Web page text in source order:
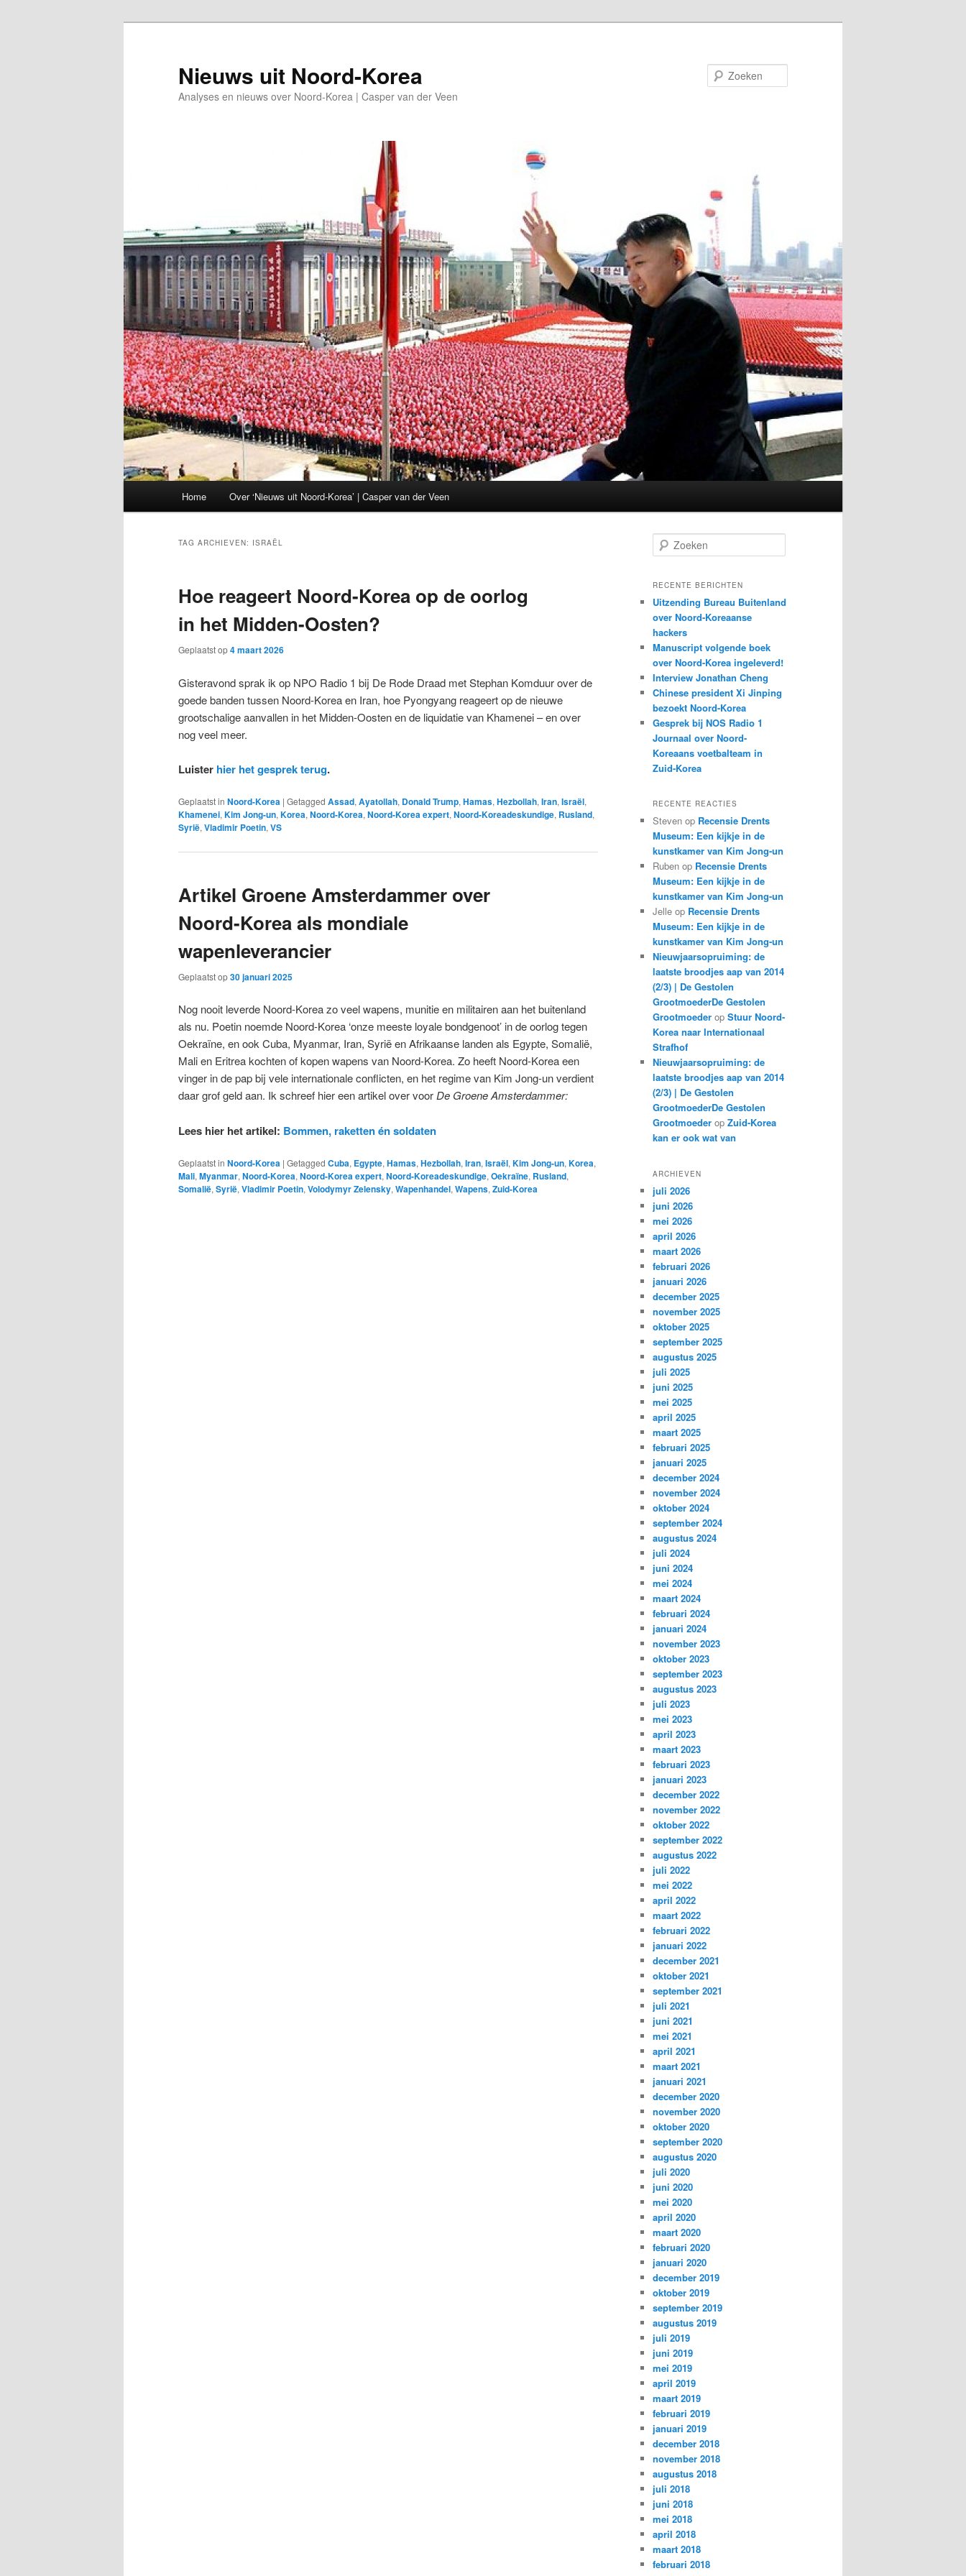
Nieuws uit Noord-Korea
Analyses en nieuws over Noord-Korea | Casper van der Veen
Home Over ‘Nieuws uit Noord-Korea’ | Casper van der Veen
TAG ARCHIEVEN: ISRAËL
Hoe reageert Noord-Korea op de oorlog
in het Midden-Oosten?
Geplaatst op4 maart 2026
Gisteravond sprak ik op NPO Radio 1 bij De Rode Draad met Stephan Komduur over de
goede banden tussen Noord-Korea en Iran, hoe Pyongyang reageert op de nieuwe
grootschalige aanvallen in het Midden-Oosten en de liquidatie van Khamenei – en over
nog veel meer.
Luister hier het gesprek terug.
Geplaatst in Noord-Korea | Getagged Assad, Ayatollah, Donald Trump, Hamas, Hezbollah, Iran, Israël,
Khamenei, Kim Jong-un, Korea, Noord-Korea, Noord-Korea expert, Noord-Koreadeskundige, Rusland,
Syrië, Vladimir Poetin, VS
Artikel Groene Amsterdammer over
Noord-Korea als mondiale
wapenleverancier
Geplaatst op30 januari 2025
Nog nooit leverde Noord-Korea zo veel wapens, munitie en militairen aan het buitenland
als nu. Poetin noemde Noord-Korea ‘onze meeste loyale bondgenoot’ in de oorlog tegen
Oekraïne, en ook Cuba, Myanmar, Iran, Syrië en Afrikaanse landen als Egypte, Somalië,
Mali en Eritrea kochten of kopen wapens van Noord-Korea. Zo heeft Noord-Korea een
vinger in de pap bij vele internationale conflicten, en het regime van Kim Jong-un verdient
daar grof geld aan. Ik schreef hier een artikel over voorDe Groene Amsterdammer:
Lees hier het artikel: Bommen, raketten én soldaten
Geplaatst in Noord-Korea | Getagged Cuba, Egypte, Hamas, Hezbollah, Iran, Israël, Kim Jong-un, Korea,
Mali, Myanmar, Noord-Korea, Noord-Korea expert, Noord-Koreadeskundige, Oekraïne, Rusland,
Somalië, Syrië, Vladimir Poetin, Volodymyr Zelensky, Wapenhandel, Wapens, Zuid-Korea
o
k
n
RECENTE BERICHTEN
Uitzending Bureau Buitenland
over Noord-Koreaanse
hackers
Manuscript volgende boek
over Noord-Korea ingeleverd!
Interview Jonathan Cheng
Chinese president Xi Jinping
bezoekt Noord-Korea
Gesprek bij NOS Radio 1
Journaal over Noord-
Koreaans voetbalteam in
Zuid-Korea
RECENTE REACTIES
Steven op Recensie Drents
Museum: Een kijkje in de
kunstkamer van Kim Jong-un
Ruben op Recensie Drents
Museum: Een kijkje in de
kunstkamer van Kim Jong-un
Jelle op Recensie Drents
Museum: Een kijkje in de
kunstkamer van Kim Jong-un
Nieuwjaarsopruiming: de
laatste broodjes aap van 2014
(2/3) | De Gestolen
GrootmoederDe Gestolen
Grootmoeder op Stuur Noord-
Korea naar Internationaal
Strafhof
Nieuwjaarsopruiming: de
laatste broodjes aap van 2014
(2/3) | De Gestolen
GrootmoederDe Gestolen
Grootmoeder op Zuid-Korea
kan er ook wat van
ARCHIEVEN
juli 2026
juni 2026
mei 2026
april 2026
maart 2026
februari 2026
januari 2026
december 2025
november 2025
oktober 2025
september 2025
augustus 2025
juli 2025
juni 2025
mei 2025
april 2025
maart 2025
februari 2025
januari 2025
december 2024
november 2024
oktober 2024
september 2024
augustus 2024
juli 2024
juni 2024
mei 2024
maart 2024
februari 2024
januari 2024
november 2023
oktober 2023
september 2023
augustus 2023
juli 2023
mei 2023
april 2023
maart 2023
februari 2023
januari 2023
december 2022
november 2022
oktober 2022
september 2022
augustus 2022
juli 2022
mei 2022
april 2022
maart 2022
februari 2022
januari 2022
december 2021
oktober 2021
september 2021
juli 2021
juni 2021
mei 2021
april 2021
maart 2021
januari 2021
december 2020
november 2020
oktober 2020
september 2020
augustus 2020
juli 2020
juni 2020
mei 2020
april 2020
maart 2020
februari 2020
januari 2020
december 2019
oktober 2019
september 2019
augustus 2019
juli 2019
juni 2019
mei 2019
april 2019
maart 2019
februari 2019
januari 2019
december 2018
november 2018
augustus 2018
juli 2018
juni 2018
mei 2018
april 2018
maart 2018
februari 2018